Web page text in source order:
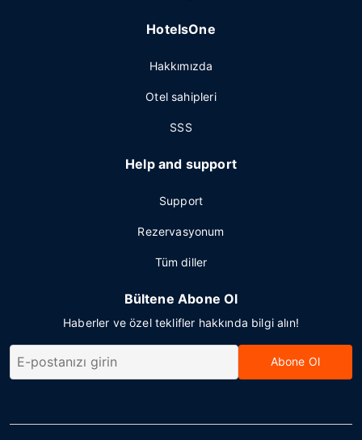
HotelsOne
Hakkımızda
Otel sahipleri
SSS
Help and support
Support
Rezervasyonum
Tüm diller
Bültene Abone Ol
Haberler ve özel teklifler hakkında bilgi alın!
Abone Ol